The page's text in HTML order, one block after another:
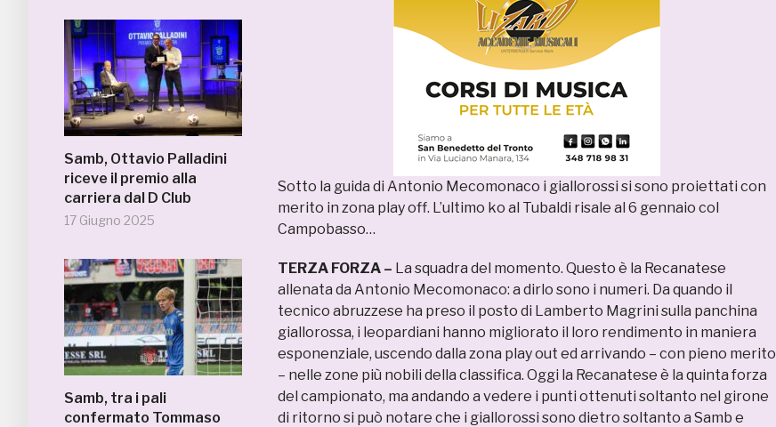
Samb, Ottavio Palladini
riceve il premio alla
carriera dal D Club
17 Giugno 2025
Samb, tra i pali
confermato Tommaso
Sotto la guida di Antonio Mecomonaco i giallorossi si sono proiettati con
merito in zona play off. L’ultimo ko al Tubaldi risale al 6 gennaio col
Campobasso…
TERZA FORZA – La squadra del momento. Questo è la Recanatese
allenata da Antonio Mecomonaco: a dirlo sono i numeri. Da quando il
tecnico abruzzese ha preso il posto di Lamberto Magrini sulla panchina
giallorossa, i leopardiani hanno migliorato il loro rendimento in maniera
esponenziale, uscendo dalla zona play out ed arrivando – con pieno merito
– nelle zone più nobili della classifica. Oggi la Recanatese è la quinta forza
del campionato, ma andando a vedere i punti ottenuti soltanto nel girone
di ritorno si può notare che i giallorossi sono dietro soltanto a Samb e